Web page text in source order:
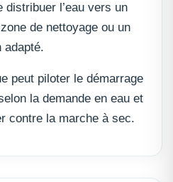
l’eau vers un
de nettoyage ou un
adapté.
peut piloter le démarrage
la demande en eau et
contre la marche à sec.